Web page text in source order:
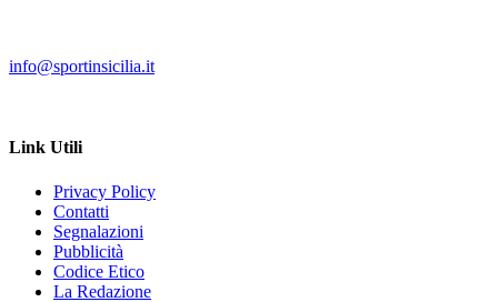
info@sportinsicilia.it
Link Utili
Privacy Policy
Contatti
Segnalazioni
Pubblicità
Codice Etico
La Redazione